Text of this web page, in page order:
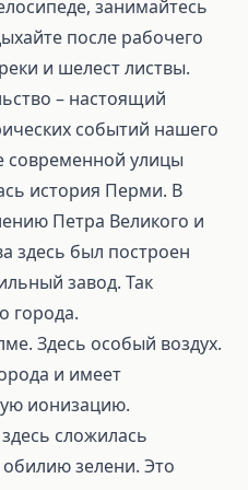
занимайтесь
после рабочего
и шелест листвы.
– настоящий
событий нашего
современной улицы
история Перми. В
Петра Великого и
здесь был построен
завод. Так
города.
Здесь особый воздух.
и имеет
ионизацию.
сложилась
зелени. Это